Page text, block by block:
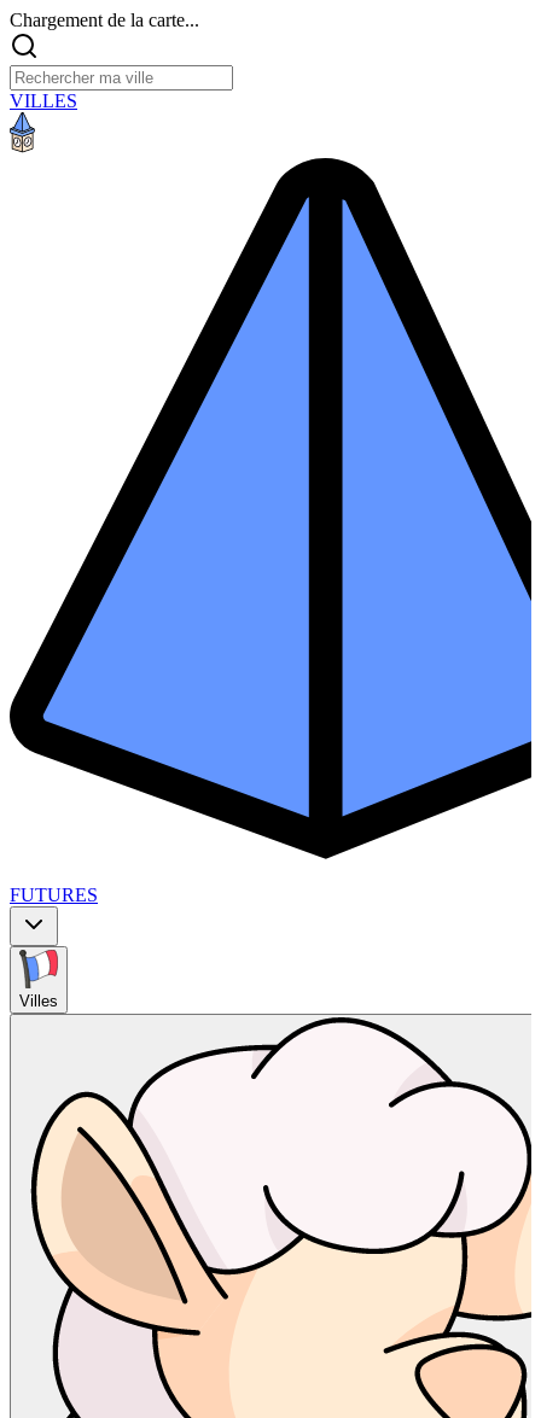
Chargement de la carte...
VILLES
FUTURES
Villes